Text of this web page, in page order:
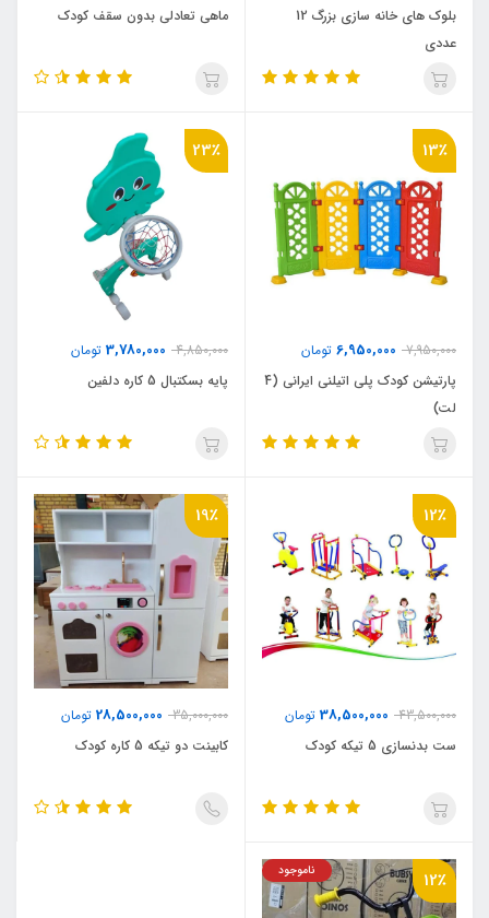
بلوک های خانه سازی بزرگ 12
عددی
ماهی تعادلی بدون سقف کودک
13٪
7,950,000
6,950,000 تومان
پارتیشن کودک پلی اتیلنی ایرانی (4
لت)
23٪
4,850,000
3,780,000 تومان
پایه بسکتبال 5 کاره دلفین
12٪
43,500,000
38,500,000 تومان
ست بدنسازی 5 تیکه کودک
19٪
35,000,000
28,500,000 تومان
کابینت دو تیکه 5 کاره کودک
12٪ ناموجود